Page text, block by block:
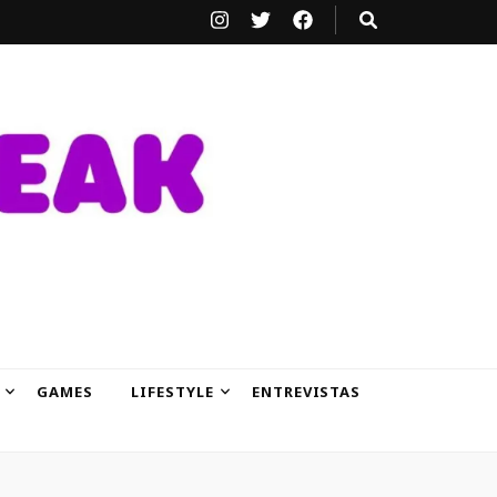
GAMES LIFESTYLE ENTREVISTAS